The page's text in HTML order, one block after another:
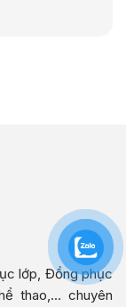
lớp, Đồng phục
thao,... chuyên